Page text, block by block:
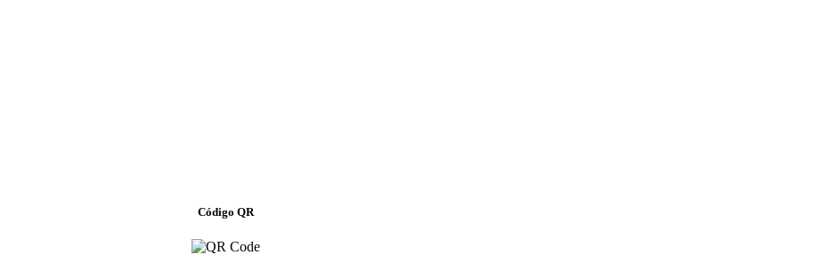
Código QR